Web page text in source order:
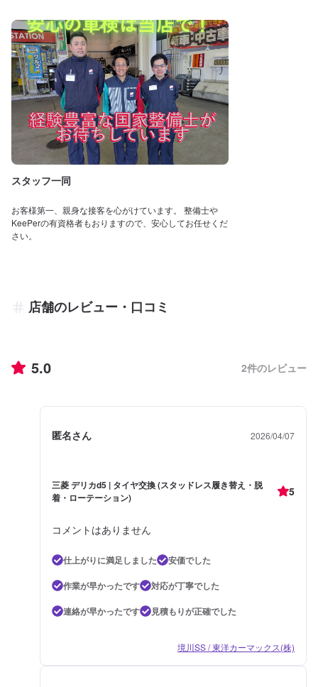
スタッフ一同
お客様第一、親身な接客を心がけています。 整備士や
KeePerの有資格者もおりますので、安心してお任せくだ
さい。
店舗のレビュー・口コミ
5.0 2件のレビュー
匿名さん 2026/04/07
三菱 デリカd5 | タイヤ交換 (スタッドレス履き替え・脱
着・ローテーション)
5
コメントはありません
仕上がりに満足しました
安価でした
作業が早かったです
対応が丁寧でした
連絡が早かったです
見積もりが正確でした
境川SS / 東洋カーマックス(株)